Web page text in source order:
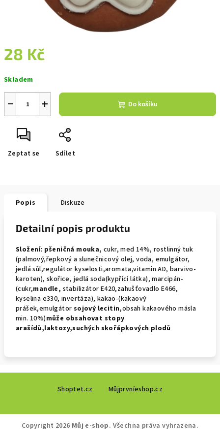
28 Kč
cena:
Skladem
+
− Do košíku
Zeptat se Sdílet
Popis Diskuze
Detailní popis produktu
Složení: pšeničná mouka,cukr, med 14%, rostlinný tuk
(palmový,řepkový a slunečnicový olej, voda, emulgátor,
jedlá sůl,regulátor kyselosti,aromata,vitamin AD, barvivo-
karoten), skořice, jedlá soda(kypřící látka), marcipán-
(cukr,mandle, stabilizátor E420,zahušťovadlo E466,
kyselina e330, invertáza), kakao-(kakaový
prášek,emulgátor sojový lecitin,obsah kakaového másla
min. 10%)může obsahovat stopy
arašídů,laktozy,suchých skořápkových plodů
Shoptet.cz Můjprvníeshop.cz
Copyright 2026 Můj e-shop. Všechna práva vyhrazena.